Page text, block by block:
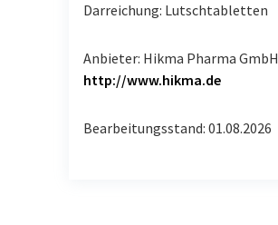
Darreichung: Lutschtabletten
Anbieter: Hikma Pharma GmbH
http://www.hikma.de
Bearbeitungsstand: 01.08.2026